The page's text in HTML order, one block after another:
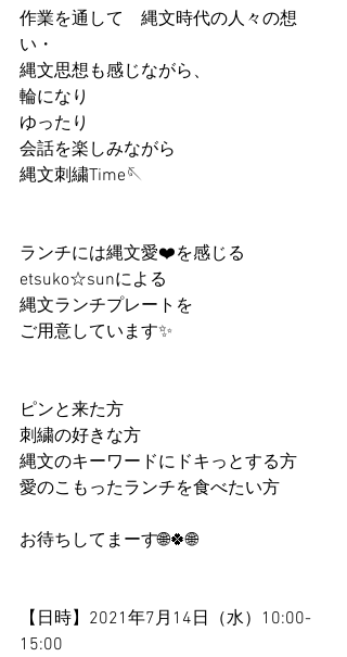
作業を通して　縄文時代の人々の想
い・
縄文思想も感じながら、
輪になり
ゆったり
会話を楽しみながら
縄文刺繍Time🪡
ランチには縄文愛❤️を感じる
etsuko☆sunによる
縄文ランチプレートを
ご用意しています✨
ピンと来た方
刺繍の好きな方
縄文のキーワードにドキっとする方
愛のこもったランチを食べたい方
お待ちしてまーす🌐🍀🌐
【日時】2021年7月14日（水）10:00-
15:00